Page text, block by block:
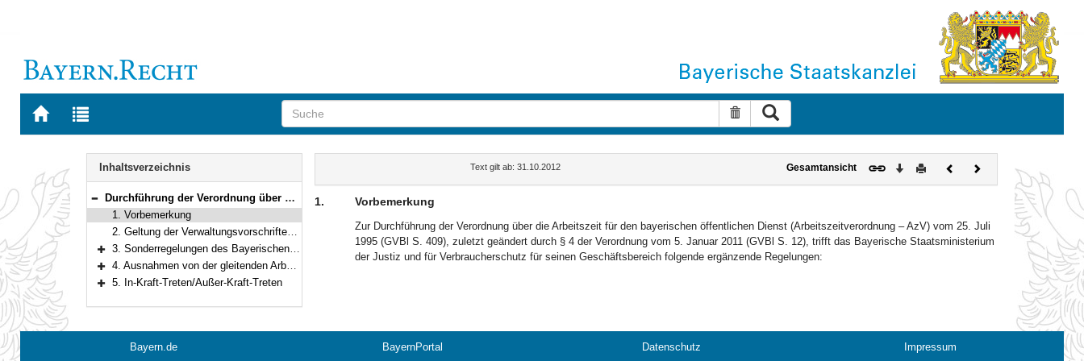
Zur
BAYERN.RECHT
Zur
letzten
Suche zurücksetzen
Navigation
Inhaltsverzeichnis
Bereich reduzieren
Durchführung der Verordnung über die Arbeitszeit für den bayerischen öffentlichen Dienst (AzV)
1. Vorbemerkung
2. Geltung der Verwaltungsvorschriften des Bayerischen Staatsministeriums der Finanzen
Bereich erweitern
3. Sonderregelungen des Bayerischen Staatsministeriums der Justiz und für Verbraucherschutz
Bereich erweitern
4. Ausnahmen von der gleitenden Arbeitszeit im Geschäftsbereich des Bayerischen Staatsministeriums der Justiz und für Verbraucherschutz
5. In-Kraft-Treten/Außer-Kraft-Treten
Text gilt ab: 31.10.2012 Gesamtansicht Download
DruckenVorherigesNächstes
Dokument
1. Vorbemerkung
Zur Durchführung der Verordnung über die Arbeitszeit für den bayerischen öffentlichen Dienst (Arbeitszeitverordnung – AzV) vom 25. Juli
1995 (GVBl S. 409), zuletzt geändert durch § 4 der Verordnung vom 5. Januar 2011 (GVBl S. 12), trifft das Bayerische Staatsministerium
der Justiz und für Verbraucherschutz für seinen Geschäftsbereich folgende ergänzende Regelungen:
Bayern.de BayernPortal Datenschutz
Impressum